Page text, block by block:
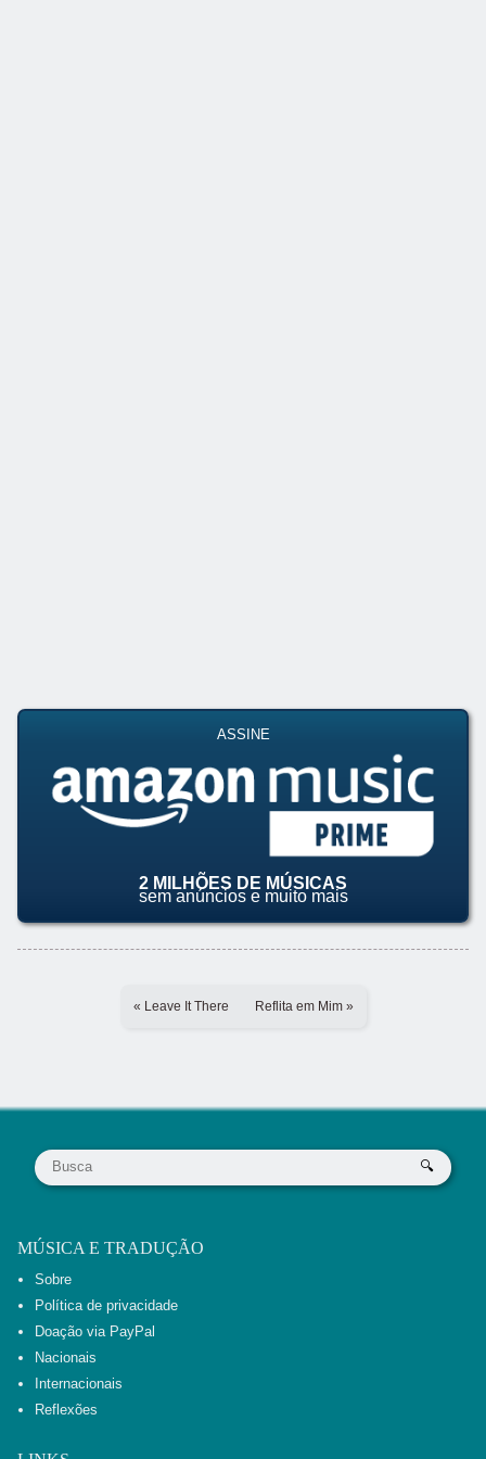
ASSINE
2 MILHÕES DE MÚSICAS
sem anúncios e muito mais
« Leave It There Reflita em Mim »
MÚSICA E TRADUÇÃO
Sobre
Política de privacidade
Doação via PayPal
Nacionais
Internacionais
Reflexões